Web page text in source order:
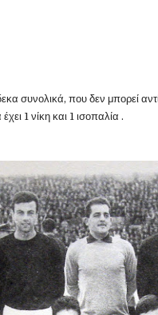
συνολικά, που δεν μπορεί
1 νίκη και 1 ισοπαλία .